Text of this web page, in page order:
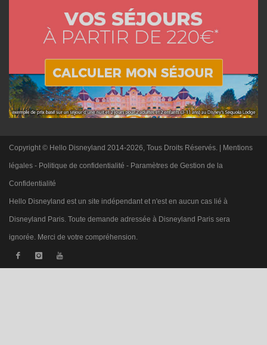
Copyright © Hello Disneyland 2014-2026, Tous Droits Réservés. | Mentions
légales - Politique de confidentialité - Paramètres de Gestion de la
Confidentialité
Hello Disneyland est un site indépendant et n'est en aucun cas lié à
Disneyland Paris. Toute demande adressée à Disneyland Paris sera
ignorée. Merci de votre compréhension.